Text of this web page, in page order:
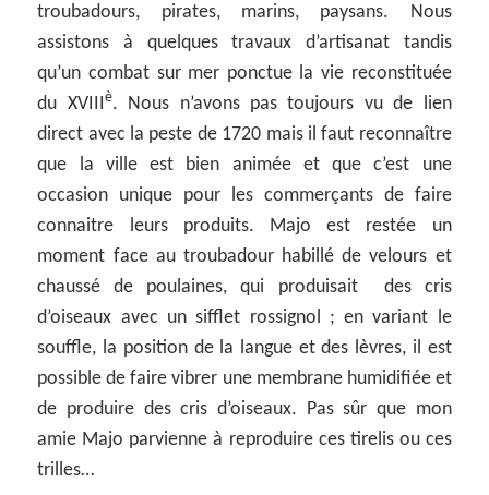
troubadours, pirates, marins, paysans. Nous
assistons à quelques travaux d’artisanat tandis
qu’un combat sur mer ponctue la vie reconstituée
du XVIII
è. Nous n’avons pas toujours vu de lien
direct avec la peste de 1720 mais il faut reconnaître
que la ville est bien animée et que c’est une
occasion unique pour les commerçants de faire
connaitre leurs produits. Majo est restée un
moment face au troubadour habillé de velours et
chaussé de poulaines, qui produisait des cris
d’oiseaux avec un sifflet rossignol ; en variant le
souffle, la position de la langue et des lèvres, il est
possible de faire vibrer une membrane humidifiée et
de produire des cris d’oiseaux. Pas sûr que mon
amie Majo parvienne à reproduire ces tirelis ou ces
trilles…